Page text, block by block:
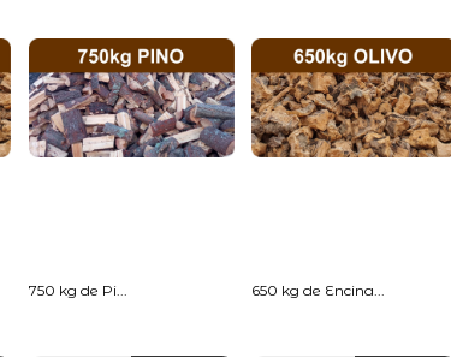
750 kg de Pi... 650 kg de Encina...